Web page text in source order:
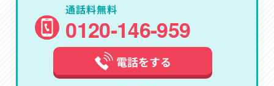
通話料無料
0120-146-959
電話をする